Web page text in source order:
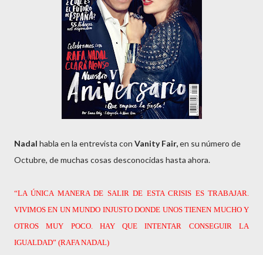
Nadal habla en la entrevista con Vanity Fair,en su número de
Octubre, de muchas cosas desconocidas hasta ahora.
“LA ÚNICA MANERA DE SALIR DE ESTA CRISIS ES TRABAJAR.
VIVIMOS EN UN MUNDO INJUSTO DONDE UNOS TIENEN MUCHO Y
OTROS MUY POCO. HAY QUE INTENTAR CONSEGUIR LA
IGUALDAD” (RAFA NADAL)